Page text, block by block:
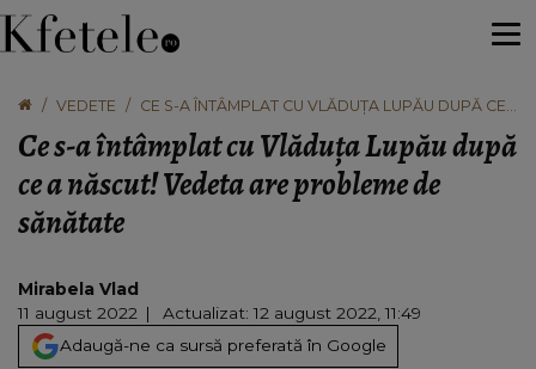
VEDETE
CE S-A ÎNTÂMPLAT CU VLĂDUȚA LUPĂU DUPĂ CE
Ce s-a întâmplat cu Vlăduța Lupău după
ce a născut! Vedeta are probleme de
sănătate
Mirabela Vlad
11 august 2022
Actualizat: 12 august 2022, 11:49
Adaugă-ne ca sursă preferată în Google